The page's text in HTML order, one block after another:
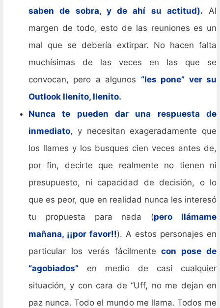
saben de sobra, y de ahí su actitud). Al
margen de todo, esto de las reuniones es un
mal que se debería extirpar. No hacen falta
muchísimas de las veces en las que se
convocan, pero a algunos “les pone” ver su
Outlook llenito, llenito.
Nunca te pueden dar una respuesta de
inmediato, y necesitan exageradamente que
los llames y los busques cien veces antes de,
por fin, decirte que realmente no tienen ni
presupuesto, ni capacidad de decisión, o lo
que es peor, que en realidad nunca les interesó
tu propuesta para nada (pero llámame
mañana, ¡¡por favor!!). A estos personajes en
particular los verás fácilmentecon pose de
“agobiados” en medio de casi cualquier
situación, y con cara de “Uff, no me dejan en
paz nunca. Todo el mundo me llama. Todos me